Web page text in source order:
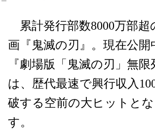
累計発行部数8000万部超
画『鬼滅の刃』。現在公開
『劇場版「鬼滅の刃」無限
は、歴代最速で興行収入
破する空前の大ヒットと
す。